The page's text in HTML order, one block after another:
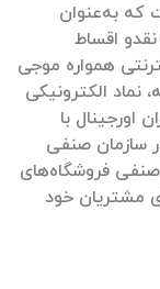
که به‌عنوان
اقساط
همواره موجی
نماد الکترونیکی
اورجینال با
سازمان صنفی
فروشگاه‌های
مشتریان خود